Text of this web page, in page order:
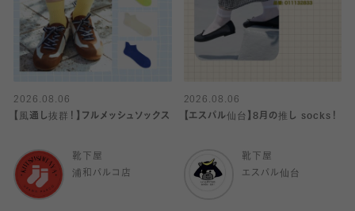
2026.08.06
【風通し抜群！】フルメッシュソックス
靴下屋
浦和パルコ店
2026.08.06
【エスパル仙台】8月の推し socks！
靴下屋
エスパル仙台